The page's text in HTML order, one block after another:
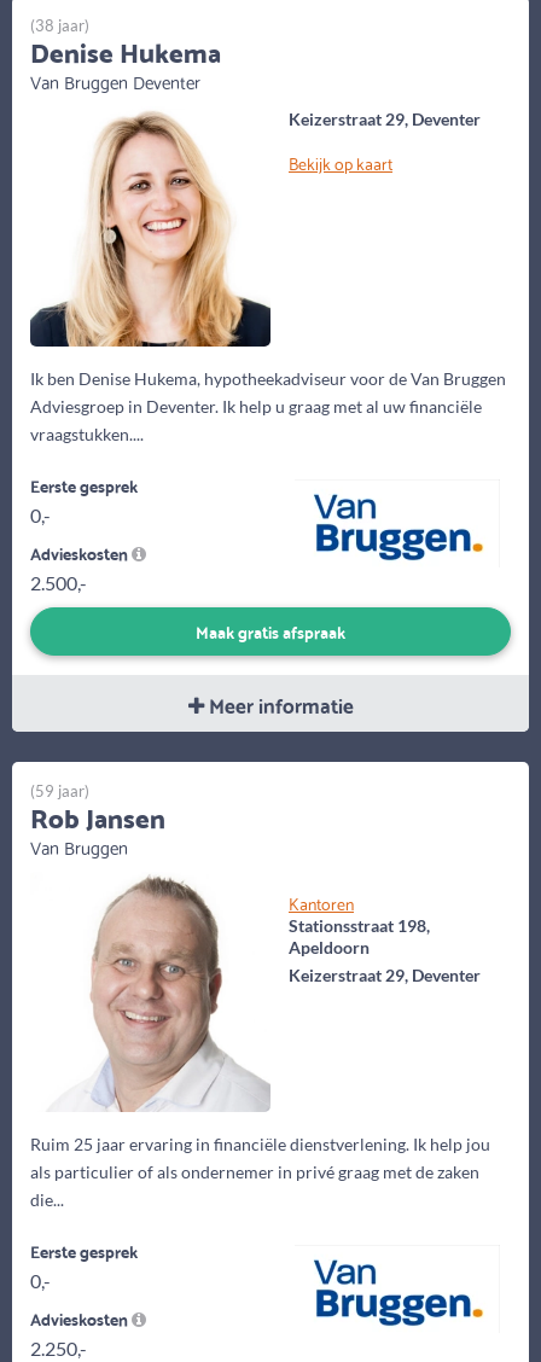
Keizerstraat 29, Deventer
Bekijk op kaart
Ik ben Denise Hukema, hypotheekadviseur voor de Van Bruggen
Adviesgroep in Deventer. Ik help u graag met al uw financiële
vraagstukken....
(38 jaar)
Denise Hukema
Van Bruggen Deventer
Eerste gesprek
0,-
Advieskosten
2.500,-
Maak gratis afspraak
Meer informatie
Kantoren
Stationsstraat 198,
Apeldoorn
Keizerstraat 29, Deventer
Ruim 25 jaar ervaring in financiële dienstverlening. Ik help jou
als particulier of als ondernemer in privé graag met de zaken
die...
(59 jaar)
Rob Jansen
Van Bruggen
Eerste gesprek
0,-
Advieskosten
2.250,-